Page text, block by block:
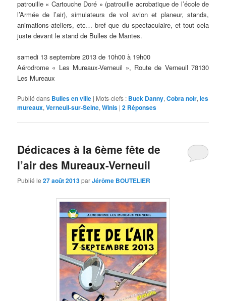
patrouille « Cartouche Doré » (patrouille acrobatique de l’école de
l’Armée de l’air), simulateurs de vol avion et planeur, stands,
animations-ateliers, etc… bref que du spectaculaire, et tout cela
juste devant le stand de Bulles de Mantes.
samedi 13 septembre 2013 de 10h00 à 19h00
Aérodrome « Les Mureaux-Verneuil », Route de Verneuil 78130
Les Mureaux
Publié dans Bulles en ville | Mots-clefs : Buck Danny,Cobra noir,les
mureaux,Verneuil-sur-Seine,Winis |2 Réponses
Dédicaces à la 6ème fête de
l’air des Mureaux-Verneuil
Publié le27 août 2013parJérôme BOUTELIER